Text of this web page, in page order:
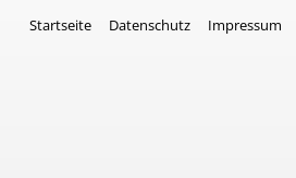
Startseite Datenschutz Impressum